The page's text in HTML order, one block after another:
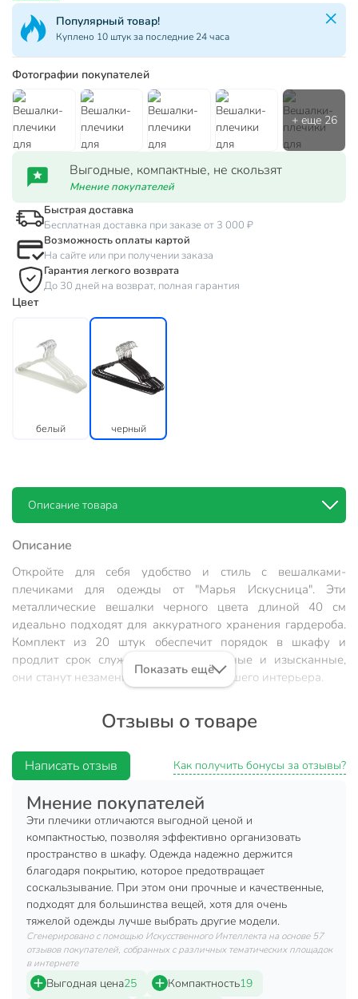
Популярный товар!
Куплено 10 штук за последние 24 часа
Фотографии покупателей
Выгодные, компактные, не скользят
Мнение покупателей
Быстрая доставка
Бесплатная доставка при заказе от 3 000 ₽
Возможность оплаты картой
На сайте или при получении заказа
Гарантия легкого возврата
До 30 дней на возврат, полная гарантия
Цвет
белый черный
Описание товара
Описание
Откройте для себя удобство и стиль с вешалками-
плечиками для одежды от "Марья Искусница". Эти
металлические вешалки черного цвета длиной 40 см
идеально подходят для аккуратного хранения гардероба.
Комплект из 20 штук обеспечит порядок в шкафу и
продлит срок службы одежды. Прочные и изысканные,
они станут незаменимым элементом вашего интерьера.
Прочная металлическая конструкция.
Оптимальная длина 40 см.
Комплект 20 штук для полного комплекта.
Техническая информация
Количество, шт
20 шт
Ширина, см
40 см
Бренд
Марья Искусница
Страна производства
Россия
Материал
металл
Показать ещё
Отзывы о товаре
Написать отзыв Как получить бонусы за отзывы?
Мнение покупателей
Эти плечики отличаются выгодной ценой и
компактностью, позволяя эффективно организовать
пространство в шкафу. Одежда надежно держится
благодаря покрытию, которое предотвращает
соскальзывание. При этом они прочные и качественные,
подходят для большинства вещей, хотя для очень
тяжелой одежды лучше выбрать другие модели.
Сгенерировано с помощью Искусственного Интеллекта на основе 57
отзывов покупателей, собранных с различных тематических площадок
в интернете
Выгодная цена25 Компактность19